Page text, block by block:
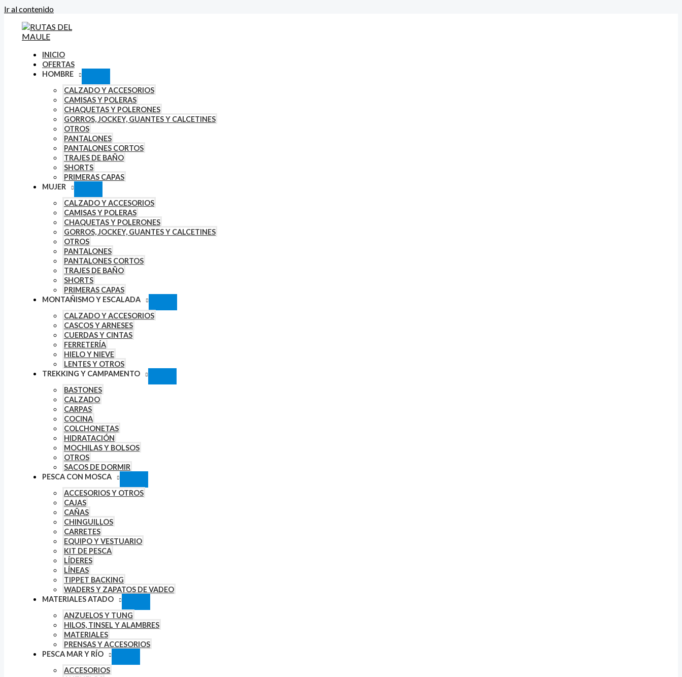
Ir al contenido
INICIO
OFERTAS
HOMBRE
CALZADO Y ACCESORIOS
CAMISAS Y POLERAS
CHAQUETAS Y POLERONES
GORROS, JOCKEY, GUANTES Y CALCETINES
OTROS
PANTALONES
PANTALONES CORTOS
TRAJES DE BAÑO
SHORTS
PRIMERAS CAPAS
MUJER
CALZADO Y ACCESORIOS
CAMISAS Y POLERAS
CHAQUETAS Y POLERONES
GORROS, JOCKEY, GUANTES Y CALCETINES
OTROS
PANTALONES
PANTALONES CORTOS
TRAJES DE BAÑO
SHORTS
PRIMERAS CAPAS
MONTAÑISMO Y ESCALADA
CALZADO Y ACCESORIOS
CASCOS Y ARNESES
CUERDAS Y CINTAS
FERRETERÍA
HIELO Y NIEVE
LENTES Y OTROS
TREKKING Y CAMPAMENTO
BASTONES
CALZADO
CARPAS
COCINA
COLCHONETAS
HIDRATACIÓN
MOCHILAS Y BOLSOS
OTROS
SACOS DE DORMIR
PESCA CON MOSCA
ACCESORIOS Y OTROS
CAJAS
CAÑAS
CHINGUILLOS
CARRETES
EQUIPO Y VESTUARIO
KIT DE PESCA
LÍDERES
LÍNEAS
TIPPET BACKING
WADERS Y ZAPATOS DE VADEO
MATERIALES ATADO
ANZUELOS Y TUNG
HILOS, TINSEL Y ALAMBRES
MATERIALES
PRENSAS Y ACCESORIOS
PESCA MAR Y RÍO
ACCESORIOS